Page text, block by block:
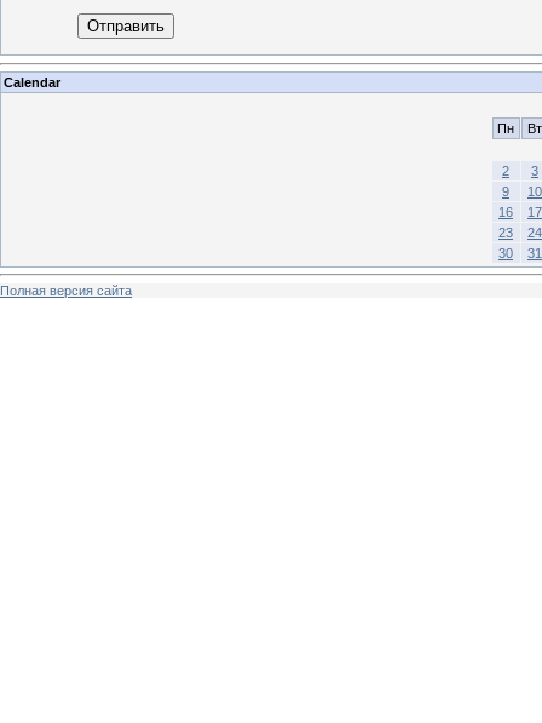
Отправить
Calendar
Пн Вт
2
3
9
10
16
17
23
24
30
31
Полная версия сайта